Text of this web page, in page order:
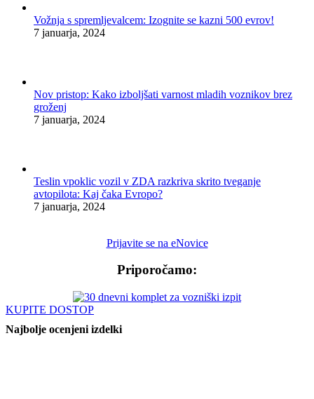
Vožnja s spremljevalcem: Izognite se kazni 500 evrov!
7 januarja, 2024
Nov pristop: Kako izboljšati varnost mladih voznikov brez
groženj
7 januarja, 2024
Teslin vpoklic vozil v ZDA razkriva skrito tveganje
avtopilota: Kaj čaka Evropo?
7 januarja, 2024
Prijavite se na eNovice
Priporočamo:
KUPITE DOSTOP
Najbolje ocenjeni izdelki